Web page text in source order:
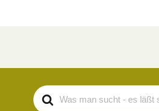
Search
For